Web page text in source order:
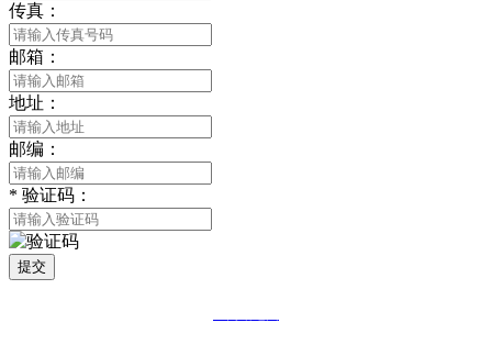
传真：
邮箱：
地址：
邮编：
* 验证码：
提交